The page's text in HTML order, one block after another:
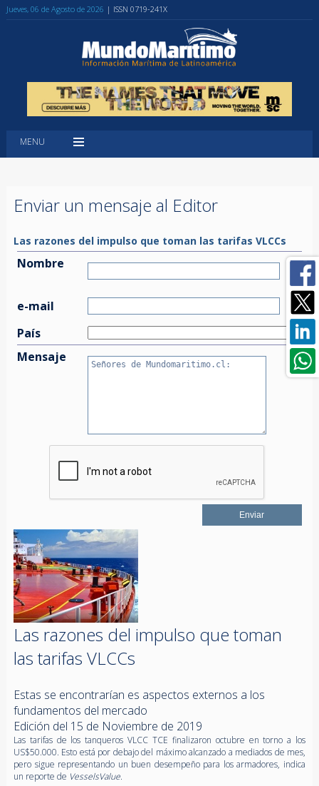
Jueves, 06 de Agosto de 2026 | ISSN 0719-241X
MENU
Enviar un mensaje al Editor
Las razones del impulso que toman las tarifas VLCCs
Nombre
e-mail
País
Mensaje
Las razones del impulso que toman
las tarifas VLCCs
Estas se encontrarían es aspectos externos a los
fundamentos del mercado
Edición del 15 de Noviembre de 2019
Las tarifas de los tanqueros VLCC TCE finalizaron octubre en torno a los
US$50.000. Esto está por debajo del máximo alcanzado a mediados de mes,
pero sigue representando un buen desempeño para los armadores, indica
un reporte de VesselsValue.